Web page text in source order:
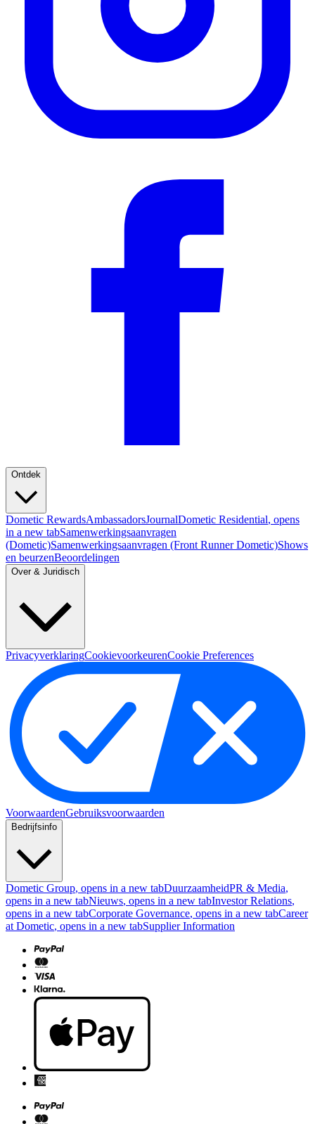
Ontdek
Dometic RewardsAmbassadorsJournalDometic Residential, opens
in a new tabSamenwerkingsaanvragen
(Dometic)Samenwerkingsaanvragen (Front Runner Dometic)Shows
en beurzenBeoordelingen
Over & Juridisch
PrivacyverklaringCookievoorkeurenCookie Preferences
VoorwaardenGebruiksvoorwaarden
Bedrijfsinfo
Dometic Group, opens in a new tabDuurzaamheidPR & Media,
opens in a new tabNieuws, opens in a new tabInvestor Relations,
opens in a new tabCorporate Governance, opens in a new tabCareer
at Dometic, opens in a new tabSupplier Information